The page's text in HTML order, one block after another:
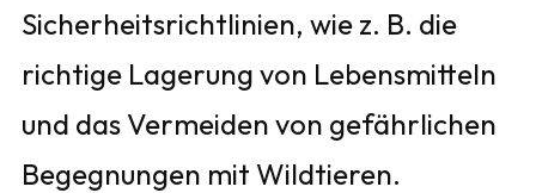
Sicherheitsrichtlinien, wie z. B. die
richtige Lagerung von Lebensmitteln
und das Vermeiden von gefährlichen
Begegnungen mit Wildtieren.